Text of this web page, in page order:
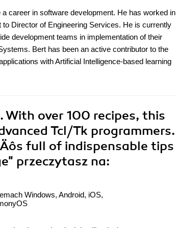
career in software development. He has worked in
Director of Engineering Services. He is currently
development teams in implementation of their
Bert has been an active contributor to the
with Artificial Intelligence-based learning
With over 100 recipes, this
Tcl/Tk programmers.
full of indispensable tips
przeczytasz na:
Windows, Android, iOS,